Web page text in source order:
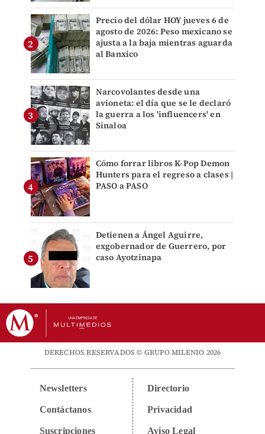
Precio del dólar HOY jueves 6 de
agosto de 2026: Peso mexicano se
ajusta a la baja mientras aguarda
al Banxico
Narcovolantes desde una
avioneta: el día que se le declaró
la guerra a los 'influencers' en
Sinaloa
Cómo forrar libros K-Pop Demon
Hunters para el regreso a clases |
PASO a PASO
Detienen a Ángel Aguirre,
exgobernador de Guerrero, por
caso Ayotzinapa
DERECHOS RESERVADOS © GRUPO MILENIO 2026
Newsletters
Contáctanos
Suscripciones
Directorio
Privacidad
Aviso Legal